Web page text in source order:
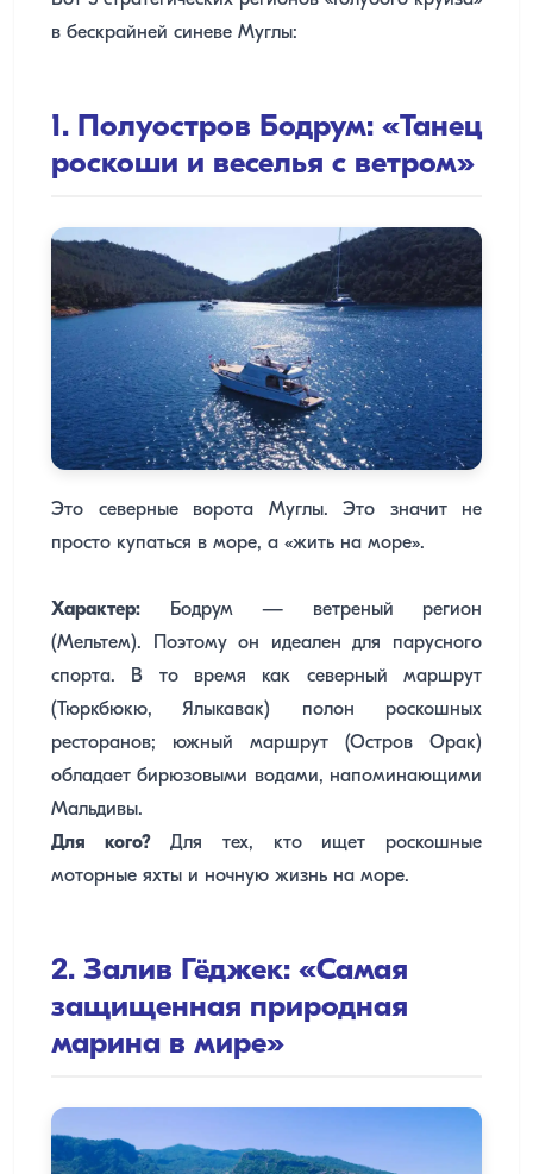
в бескрайней синеве Муглы:
1. Полуостров Бодрум: «Танец
роскоши и веселья с ветром»
Это северные ворота Муглы. Это значит не
просто купаться в море, а «жить на море».
Характер: Бодрум — ветреный регион
(Мельтем). Поэтому он идеален для парусного
спорта. В то время как северный маршрут
(Тюркбюкю, Ялыкавак) полон роскошных
ресторанов; южный маршрут (Остров Орак)
обладает бирюзовыми водами, напоминающими
Мальдивы.
Для кого?Для тех, кто ищет роскошные
моторные яхты и ночную жизнь на море.
2. Залив Гёджек: «Самая
защищенная природная
марина в мире»